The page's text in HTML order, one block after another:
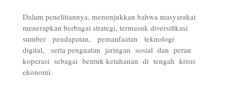
Dalam penelitiannya, menunjukkan bahwa masyarakat
menerapkan berbagai strategi, termasuk diversifikasi
sumber pendapatan, pemanfaatan teknologi
digital, serta penguatan jaringan sosial dan peran
koperasi sebagai bentuk ketahanan di tengah krisis
ekonomi.